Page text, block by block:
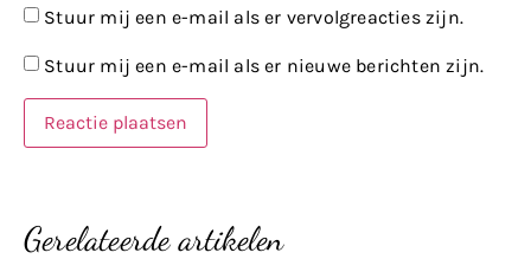
Stuur mij een e-mail als er vervolgreacties zijn.
Stuur mij een e-mail als er nieuwe berichten zijn.
Gerelateerde artikelen